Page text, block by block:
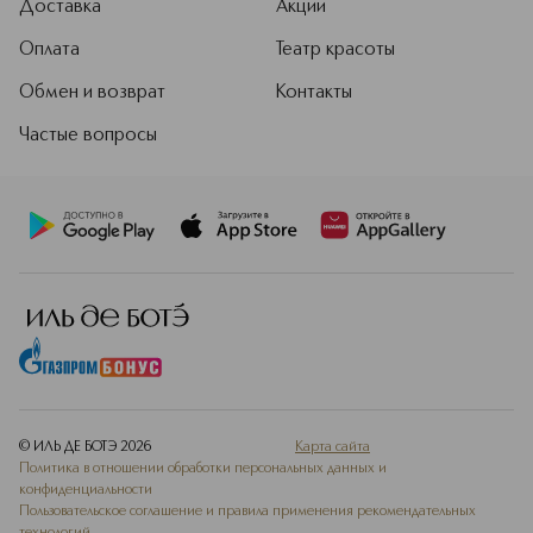
Доставка
Оплата
Обмен и возврат
Частые вопросы
Акции
Театр красоты
Контакты
© ИЛЬ ДЕ БОТЭ 2026
Карта сайта
Политика в отношении обработки персональных данных и
конфиденциальности
Пользовательское соглашение и правила применения рекомендательных